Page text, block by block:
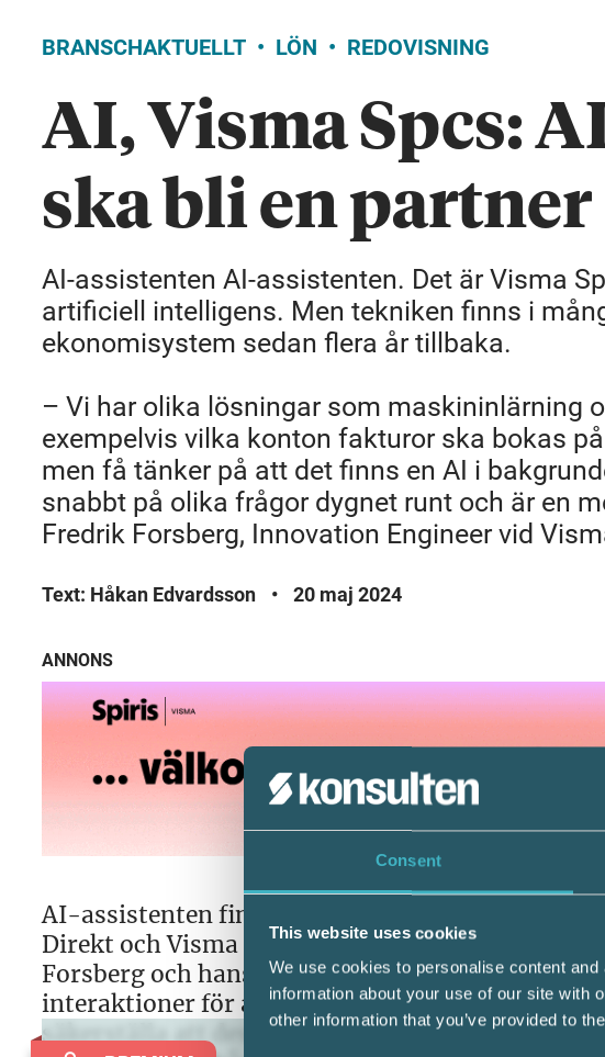
Consent
This website uses cookies
We use cookies to personalise content
information about your use of our site with
other information that you’ve provided to
BRANSCHAKTUELLT LÖN REDOVISNING
AI, Visma Spcs:
ska bli en partner
AI-assistenten AI-assistenten. Det är Visma
artificiell intelligens. Men tekniken finns i
ekonomisystem sedan flera år tillbaka.
– Vi har olika lösningar som maskininlärning
exempelvis vilka konton fakturor ska bokas
men få tänker på att det finns en AI i
snabbt på olika frågor dygnet runt och är en
Fredrik Forsberg, Innovation Engineer vid
Text: Håkan Edvardsson • 20 maj 2024
ANNONS
AI-assistenten finns i dag i exempelvis Visma
Direkt och Visma Skatt & Bokslut Pro. Den är
Forsberg och hans kollegor vid Visma Spcs i
interaktioner för att träna den automatiskt. I
säkerställa att dess kunskap förbättras inom